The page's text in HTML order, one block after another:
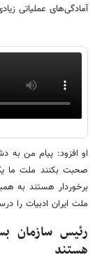
آمادگی‌های عملیاتی
او افزود: پیام من
صحبت بکنند ملت ما
برخوردار هستند به
ملت ایران ادبیات را
رئیس سازمان
هستند